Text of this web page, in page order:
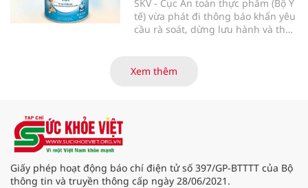
SKV - Cục An toàn thực phẩm (Bộ Y
tế) vừa phát đi thông báo khẩn yêu
cầu rà soát, dừng lưu hành và thu
sản xuất sau khi ghi nhận nhiều
Xem thêm
Giấy phép hoạt động báo chí điện tử số 397/GP-BTTTT của Bộ
thông tin và truyền thông cấp ngày 28/06/2021.